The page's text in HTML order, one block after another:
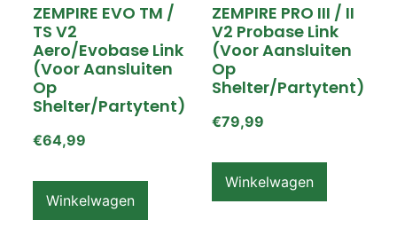
ZEMPIRE EVO TM /
TS V2
Aero/Evobase Link
(voor Aansluiten
Op
Shelter/partytent)
€64,99
Winkelwagen
ZEMPIRE PRO III / II
V2 Probase Link
(voor Aansluiten
Op
Shelter/partytent)
€79,99
Winkelwagen